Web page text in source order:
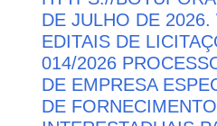
DE JULHO DE
EDITAIS DE
014/2026
DE EMPRESA
DE